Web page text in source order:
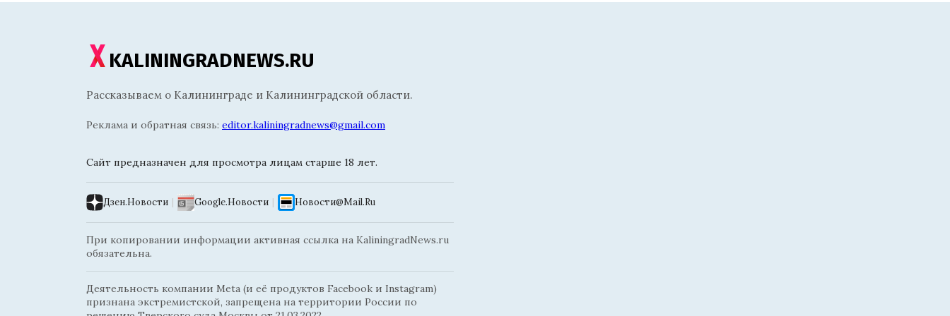
KALININGRADNEWS.RU
Рассказываем о Калининграде и Калининградской области.
Реклама и обратная связь: editor.kaliningradnews@gmail.com
Сайт предназначен для просмотра лицам старше 18 лет.
Дзен.Новости | Google.Новости | Новости@Mail.Ru
При копировании информации активная ссылка на KaliningradNews.ru
обязательна.
Деятельность компании Meta (и её продуктов Facebook и Instagram)
признана экстремистской, запрещена на территории России по